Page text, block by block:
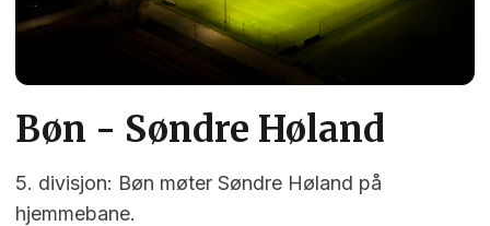
Bøn - Søndre Høland
5. divisjon: Bøn møter Søndre Høland på
hjemmebane.